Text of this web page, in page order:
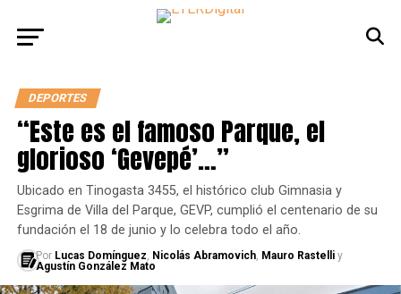
DEPORTES
“Este es el famoso Parque, el
glorioso ‘Gevepé’…”
Ubicado en Tinogasta 3455, el histórico club Gimnasia y
Esgrima de Villa del Parque, GEVP, cumplió el centenario de su
fundación el 18 de junio y lo celebra todo el año.
Por Lucas Domínguez Nicolás Abramovich, Mauro Rastelliy
Agustín González Mato